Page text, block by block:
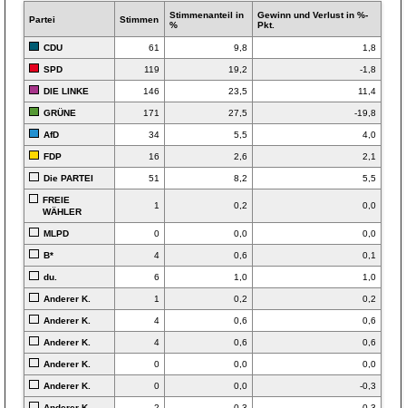
Partei Stimmen
Stimmen­anteil in
%
Gewinn und Verlust in %-
Pkt.
CDU 61 9,8 1,8
SPD 119 19,2 -1,8
DIE LINKE 146 23,5 11,4
GRÜNE 171 27,5 -19,8
AfD 34 5,5 4,0
FDP 16 2,6 2,1
Die PARTEI 51 8,2 5,5
FREIE
WÄHLER
1 0,2 0,0
MLPD 0 0,0 0,0
B* 4 0,6 0,1
du. 6 1,0 1,0
Anderer K. 1 0,2 0,2
Anderer K. 4 0,6 0,6
Anderer K. 4 0,6 0,6
Anderer K. 0 0,0 0,0
Anderer K. 0 0,0 -0,3